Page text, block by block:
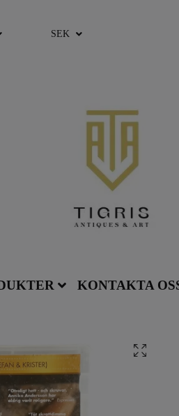
SEK
KONTAKTA